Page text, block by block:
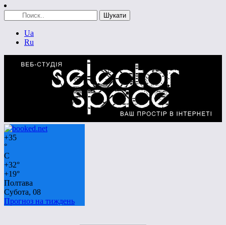
Ua
Ru
+35
°
C
+32°
+19°
Полтава
Субота, 08
Прогноз на тиждень